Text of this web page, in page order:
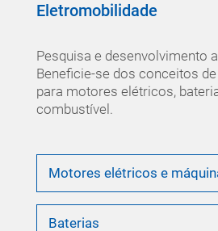
Eletromobilidade
Pesquisa e desenvolvimento
Beneficie-se dos conceitos
para motores elétricos,
combustível.
Motores elétricos e
Baterias